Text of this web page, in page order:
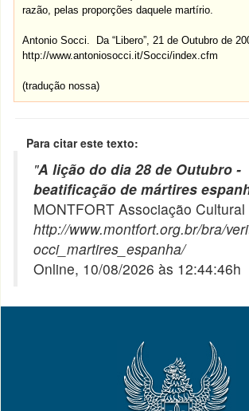
razão, pelas proporções daquele martírio.
Antonio Socci. Da “Libero”, 21 de Outubro de
http://www.antoniosocci.it/Socci/index.cfm
(tradução nossa)
Para citar este texto:
"A lição do dia 28 de Outubro -
beatificação de mártires
MONTFORT Associação Cultural
http://www.montfort.org.br/bra/
occi_martires_espanha/
Online, 10/08/2026 às 12:44:46h